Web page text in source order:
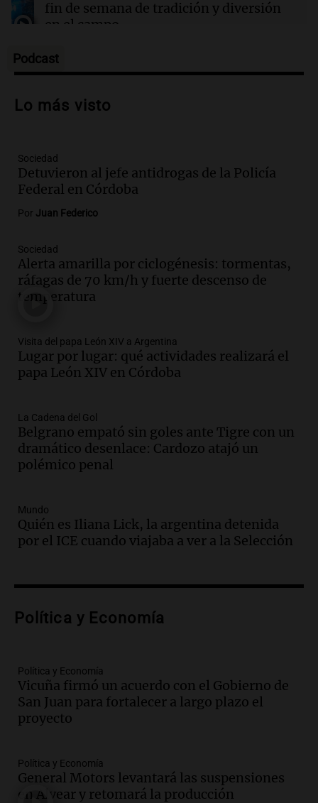
fin de semana de tradición y diversión
en el campo
Episodios
Audio.Preparativos para la feria en La
de apertura
Audio.
lluvias, senadores manifiestan
oposición a ley de tierras
Panorama Federal
Audio.
centro de esquí Penitentes Park tras
siete años de cierre por falta de nieve
Panorama Federal
Audio.Madres en Rosario piden por la
ley Joaquín.
Viva la Radio Rosario
Audio. Juan Pedro Colombo, rematador
de hacienda: “Las tecnologías no
reemplazan el contacto con la gente”
La Argentina, hoy
Audio.
un pozo de 17 metros en Nueva Córdoba
Panorama Federal
Audio.Lanzamiento del Tigo 7 CSH: el
al mercado argentino
Audio.Perito Moreno recibe la Copa
Mundial de Natación de Invierno con
récords y atletas de 20 países
Amamos Argentina
Audio.Conductor imputado por
accidente fatal en San Luis dejó tres
jóvenes muertos y un herido grave
Podcast
Lo más visto
Sociedad
Detuvieron al jefe antidrogas de la Policía
Federal en Córdoba
Por Juan Federico
Sociedad
Alerta amarilla por ciclogénesis: tormentas,
ráfagas de 70 km/h y fuerte descenso de
temperatura
Visita del papa León XIV a Argentina
Lugar por lugar: qué actividades realizará el
papa León XIV en Córdoba
La Cadena del Gol
Belgrano empató sin goles ante Tigre con un
dramático desenlace: Cardozo atajó un
polémico penal
Mundo
Quién es Iliana Lick, la argentina detenida
por el ICE cuando viajaba a ver a la Selección
Política y Economía
Política y Economía
Vicuña firmó un acuerdo con el Gobierno de
San Juan para fortalecer a largo plazo el
proyecto
Política y Economía
General Motors levantará las suspensiones
en Alvear y retomará la producción